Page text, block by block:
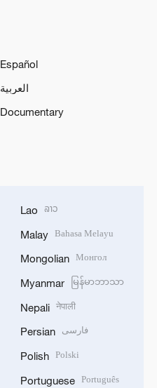
Español
العربية
Documentary
Lao ລາວ
Malay Bahasa Melayu
Mongolian Монгол
Myanmar မြန်မာဘာသာ
Nepali नेपाली
Persian فارسی
Polish Polski
Portuguese Português